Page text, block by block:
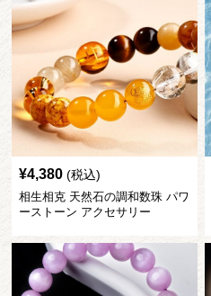
¥4,380 (税込)
相生相克 天然石の調和数珠 パワ
ーストーン アクセサリー